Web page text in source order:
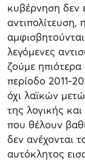
κυβέρνηση δεν
αντιπολίτευση,
λεγόμενες
ζούμε
περίοδο 2011-
όχι λαϊκών
της λογικής και
που θέλουν
δεν ανέχονται
αυτόκλητος